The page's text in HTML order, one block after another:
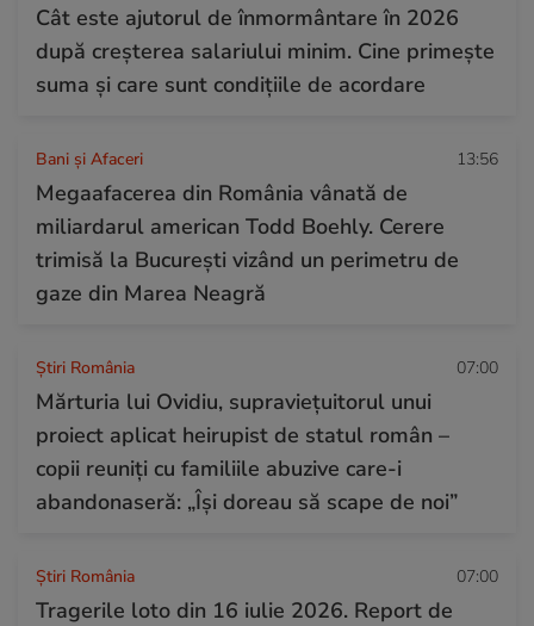
Cât este ajutorul de înmormântare în 2026
după creșterea salariului minim. Cine primește
suma și care sunt condițiile de acordare
Bani și Afaceri 13:56
Megaafacerea din România vânată de
miliardarul american Todd Boehly. Cerere
trimisă la București vizând un perimetru de
gaze din Marea Neagră
Știri România 07:00
Mărturia lui Ovidiu, supraviețuitorul unui
proiect aplicat heirupist de statul român –
copii reuniți cu familiile abuzive care-i
abandonaseră: „Își doreau să scape de noi”
Știri România 07:00
Tragerile loto din 16 iulie 2026. Report de